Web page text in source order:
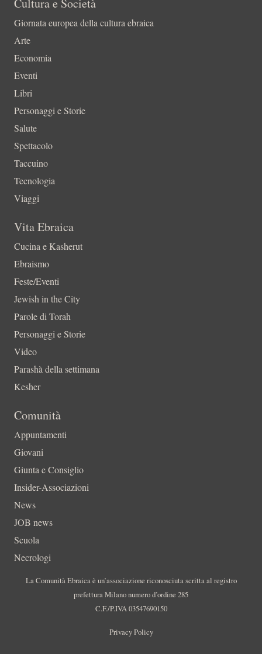
Giornata europea della cultura ebraica
Arte
Economia
Eventi
Libri
Personaggi e Storie
Salute
Spettacolo
Taccuino
Tecnologia
Viaggi
Vita Ebraica
Cucina e Kasherut
Ebraismo
Feste/Eventi
Jewish in the City
Parole di Torah
Personaggi e Storie
Video
Parashà della settimana
Kesher
Comunità
Appuntamenti
Giovani
Giunta e Consiglio
Insider-Associazioni
News
JOB news
Scuola
Necrologi
La Comunità Ebraica è un’associazione riconosciuta scritta al registro
prefettura Milano numero d’ordine 285
C.F./P.IVA 03547690150
Privacy Policy